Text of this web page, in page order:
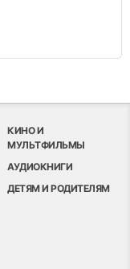
КИНО И
МУЛЬТФИЛЬМЫ
АУДИОКНИГИ
ДЕТЯМ И РОДИТЕЛЯМ